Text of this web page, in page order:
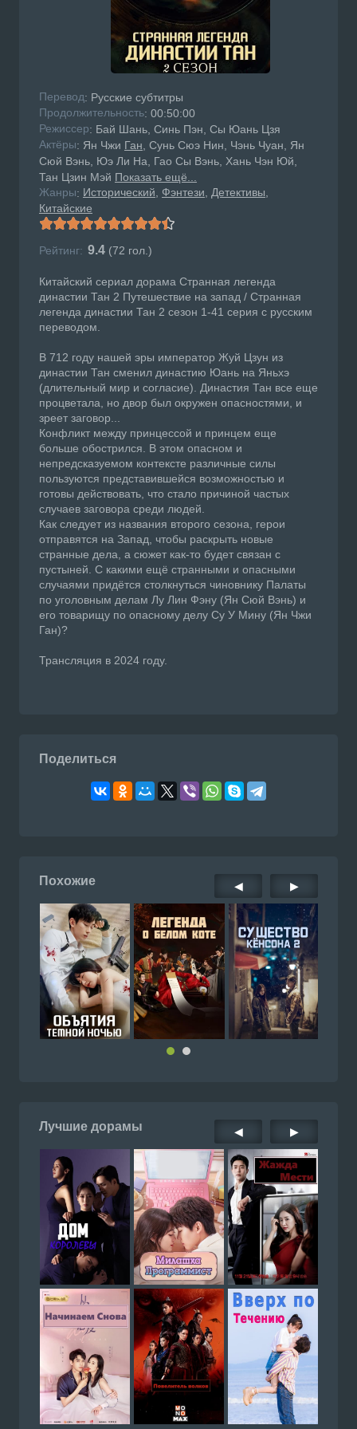
Перевод: Русские субтитры
Продолжительность: 00:50:00
Режисcер: Бай Шань, Синь Пэн, Сы Юань Цзя
Актёры: Ян Чжи Ган, Сунь Сюэ Нин, Чэнь Чуан, Ян
Сюй Вэнь, Юэ Ли На, Гао Сы Вэнь, Хань Чэн Юй,
Тан Цзин Мэй Показать ещё...
Жанры: Исторический Фэнтези Детективы
Китайские
Рейтинг: 9.4 (72 гол.)
Китайский сериал дорама Странная легенда
династии Тан 2 Путешествие на запад / Странная
легенда династии Тан 2 сезон 1-41 серия с русским
переводом.
В 712 году нашей эры император Жуй Цзун из
династии Тан сменил династию Юань на Яньхэ
(длительный мир и согласие). Династия Тан все еще
процветала, но двор был окружен опасностями, и
зреет заговор...
Конфликт между принцессой и принцем еще
больше обострился. В этом опасном и
непредсказуемом контексте различные силы
пользуются представившейся возможностью и
готовы действовать, что стало причиной частых
случаев заговора среди людей.
Как следует из названия второго сезона, герои
отправятся на Запад, чтобы раскрыть новые
странные дела, а сюжет как-то будет связан с
пустыней. С какими ещё странными и опасными
случаями придётся столкнуться чиновнику Палаты
по уголовным делам Лу Лин Фэну (Ян Сюй Вэнь) и
его товарищу по опасному делу Су У Мину (Ян Чжи
Ган)?
Трансляция в 2024 году.
Поделиться
Похожие ◀ ▶
Лучшие дорамы ◀ ▶